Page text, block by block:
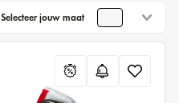
Selecteer jouw maat